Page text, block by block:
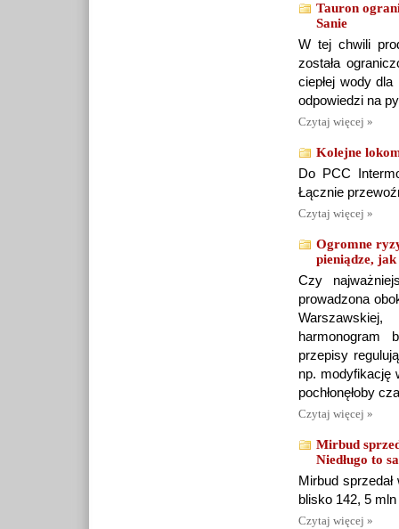
Tauron
Sanie
W tej chwili
została
ciepłej wody
odpowiedzi na
Czytaj więcej »
Kolejne
Do PCC
Łącznie
Czytaj więcej »
Ogromne
pieniądze, jak
Czy
prowadzona
harmonogram
przepisy
np. modyfikację
pochłonęłoby
Czytaj więcej »
Mirbud
Niedługo to
Mirbud
blisko 142, 5
Czytaj więcej »